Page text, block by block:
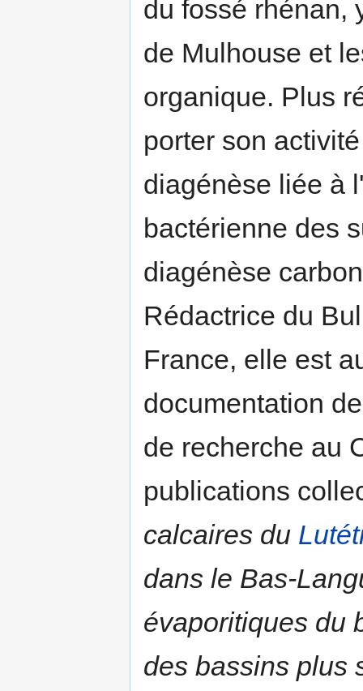
du fossé rhénan,
de Mulhouse et
organique. Plus
porter son
diagénèse liée à
bactérienne des
diagénèse
Rédactrice du
France, elle est
documentation
de recherche au
publications
calcaires du
dans le Bas-
évaporitiques du
des bassins plus